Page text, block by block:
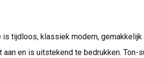
is tijdloos, klassiek modern,
en is uitstekend te bedrukken.